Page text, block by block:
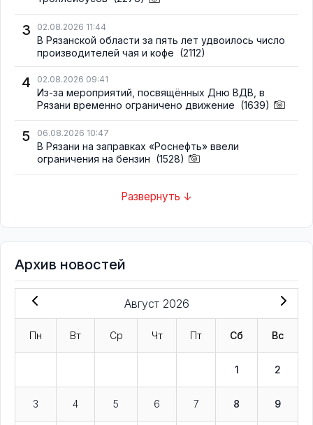
3 02.08.2026 11:44
В Рязанской области за пять лет удвоилось число
производителей чая и кофе (2112)
4 02.08.2026 09:41
Из-за мероприятий, посвящённых Дню ВДВ, в
Рязани временно ограничено движение (1639)
5 06.08.2026 10:47
В Рязани на заправках «Роснефть» ввели
ограничения на бензин (1528)
Развернуть ↓
Архив новостей
Август 2026
Пн Вт Ср Чт Пт Сб Вс
1 2
3 4 5 6 7 8 9